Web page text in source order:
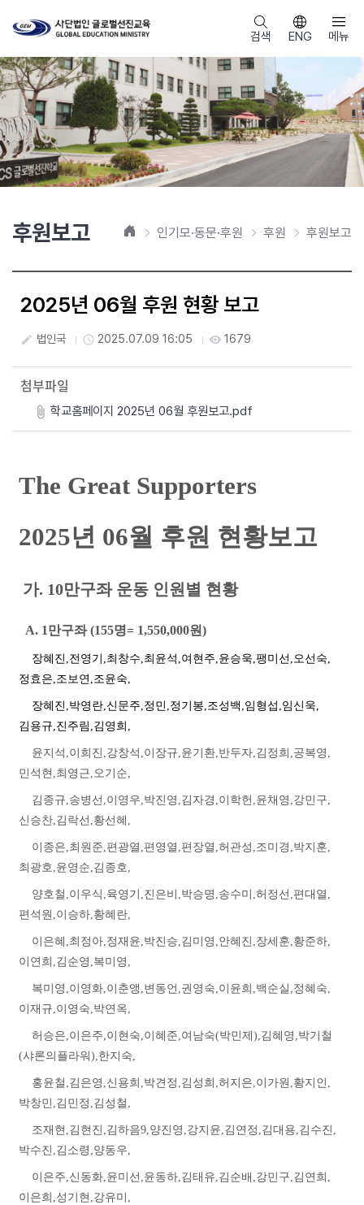
검색 ENG 메뉴
후원보고 홈 인기모·동문·후원 후원 후원보고
2025년 06월 후원 현황 보고
create 법인국 access_time 2025.07.09 16:05 visibility 1679
첨부파일
학교홈페이지 2025년 06월 후원보고.pdf
The Great Supporters
2025년 06월 후원 현황보고
가. 10만구좌 운동 인원별 현황
A. 1만구좌(155명= 1,550,000원)
장혜진 ,전영기 ,최창수,최윤석 ,여현주,윤승욱,팽미선 ,오선숙,
정효은,조보연 ,조윤숙,
장혜진 ,박영란,신문주,정민 ,정기봉,조성백 ,임형섭 ,임신욱,
김용규,진주림 ,김영희 ,
윤지석 ,이희진 ,강창석 ,이장규,윤기환,반두자,김정희 ,공복영 ,
민석현 ,최영근,오기순,
김종규,송병선 ,이영우,박진영 ,김자경 ,이학헌 ,윤채영 ,강민구,
신승찬,김락선 ,황선혜 ,
이종은,최원준,편광열 ,편영열 ,편장열 ,허관성 ,조미경 ,박지훈,
최광호,윤영순,김종호,
양호철 ,이우식 ,육영기 ,진은비 ,박승명 ,송수미 ,허정선 ,편대열 ,
편석원 ,이승하,황혜란,
이은혜 ,최정아,정재윤,박진승,김미영 ,안혜진 ,장세훈,황준하,
이연희 ,김순영 ,복미영 ,
복미영 ,이영화,이춘앵 ,변동언 ,권영숙,이윤희 ,백순실 ,정혜숙,
이재규,이영숙,박연옥,
허승은,이은주,이현숙,이혜준,여남숙(박민제 ),김혜영 ,박기철
(샤론의플라워 ),한지숙,
홍윤철 ,김은영 ,신용희 ,박견정 ,김성희 ,허지은,이가원 ,황지인 ,
박창민 ,김민정 ,김성철 ,
조재현 ,김현진 ,김하음9,양진영 ,강지윤,김연정 ,김대용,김수진 ,
박수진 ,김소령 ,양동우,
이은주,신동화,윤미선 ,윤동하,김태유,김순배 ,강민구,김연희 ,
이은희 ,성기현 ,강유미 ,